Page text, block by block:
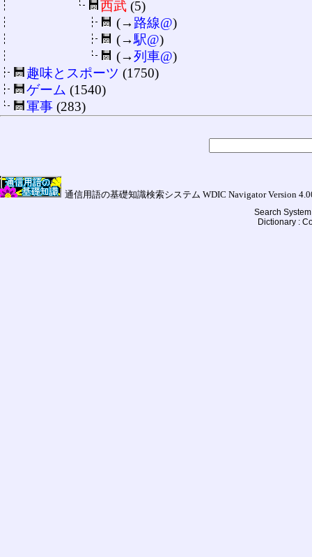
西武 (5)
(→ 路線@)
(→駅@)
(→列車@)
趣味とスポーツ (1750)
ゲーム (1540)
軍事 (283)
通信用語の基礎知識検索システム WDIC Navigator Version
Search
Dictionary :